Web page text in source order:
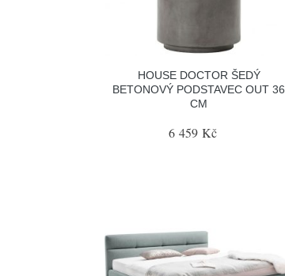
HOUSE DOCTOR ŠEDÝ
BETONOVÝ PODSTAVEC OUT 36
CM
6 459 Kč